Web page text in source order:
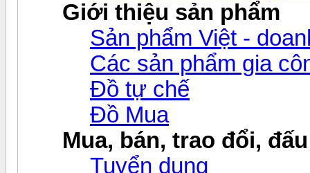
Giới thiệu sản phẩm
Sản phẩm Việt -
Các sản phẩm gia
Đồ tự chế
Đồ Mua
Mua, bán, trao đổi,
Tuyển dụng